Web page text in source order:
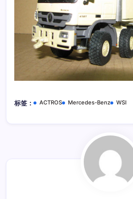
标签： ACTROS Mercedes-Benz WSI